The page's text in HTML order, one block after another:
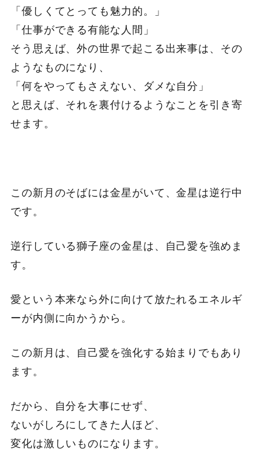
「優しくてとっても魅力的。」
「仕事ができる有能な人間」
そう思えば、外の世界で起こる出来事は、その
ようなものになり、
「何をやってもさえない、ダメな自分」
と思えば、それを裏付けるようなことを引き寄
せます。
この新月のそばには金星がいて、金星は逆行中
です。
逆行している獅子座の金星は、自己愛を強めま
す。
愛という本来なら外に向けて放たれるエネルギ
ーが内側に向かうから。
この新月は、自己愛を強化する始まりでもあり
ます。
だから、自分を大事にせず、
ないがしろにしてきた人ほど、
変化は激しいものになります。